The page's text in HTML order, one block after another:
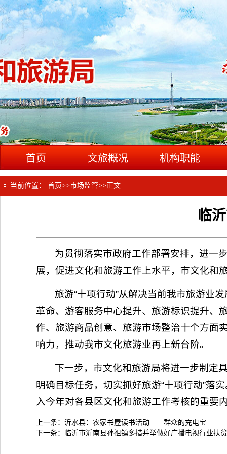
首页 文旅概况 机构职能
当前位置： 首页>>市场监管>> 正文
临
为贯彻落实市政府工作部署安排，进一
展，促进文化和旅游工作上水平，市文化和
旅游“十项行动”从解决当前我市旅游业
革命、游客服务中心提升、旅游标识提升、
作、旅游商品创意、旅游市场整治十个方面
响力，推动我市文化旅游业再上新台阶。
下一步，市文化和旅游局将进一步制定
明确目标任务，切实抓好旅游“十项行动”落
入今年对各县区文化和旅游工作考核的重要
上一条： 沂水县：农家书屋读书活动——群众的充电宝
下一条： 临沂市沂南县孙祖镇多措并举做好广播电视行业扶贫